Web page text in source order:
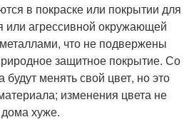
в покраске или покрытии для
или агрессивной окружающей
что не подвержены
защитное покрытие. Со
менять свой цвет, но это
изменения цвета не
хуже.